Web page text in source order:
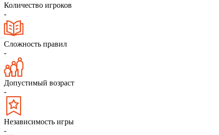
Количество игроков
-
Сложность правил
-
Допустимый возраст
-
Независимость игры
-